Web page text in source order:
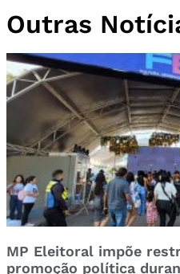
Outras
MP Eleitoral impõe
promoção política